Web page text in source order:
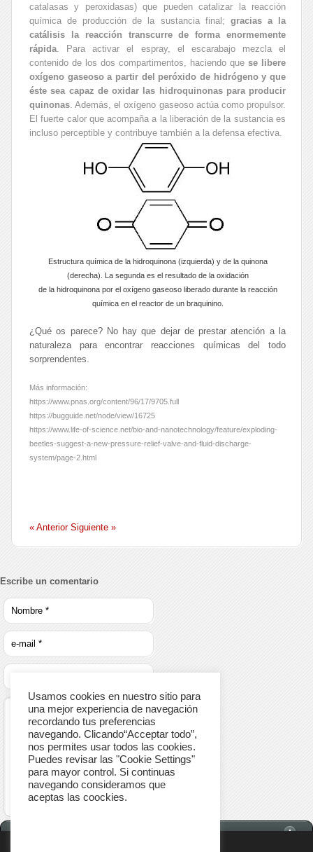
catalasas y peroxidasas) que pueden catalizar la reacción
química de producción de la sustancia final; gracias a la
catálisis la reacción transcurre de forma enormemente
rápida . Para activar el espray, el escarabajo mezcla el
contenido de los dos compartimentos, haciendo que se libere
oxígeno gaseoso a partir del peróxido de hidrógeno y que
éste sea capaz de oxidar las hidroquinonas para producir
quinonas . Además, el oxígeno gaseoso actúa como propulsor.
El fuerte calor que acompaña a la liberación de la sustancia es
incluso perceptible y contribuye también a la defensa efectiva.
Estructura química de la hidroquinona (izquierda) y de la quinona
(derecha). La segunda es el resultado de la oxidación
de la hidroquinona por el oxígeno gaseoso liberado durante la reacción
química en el reactor de un braquinino.
¿Qué os parece? No hay que dejar de prestar atención a la
naturaleza para encontrar reacciones químicas del todo
sorprendentes.
Más información:
https://www.pnas.org/content/96/17/9705.full
https://bugguide.net/node/view/16725
https://www.life-of-science.net/bio-and-nanotechnology/feature/exploding-
beetles-suggest-a-new-pressure-relief-valve-and-fluid-discharge-
system/page-2.html
« Anterior Siguiente »
Escribe un comentario
Usamos cookies en nuestro sitio para
una mejor experiencia de navegación